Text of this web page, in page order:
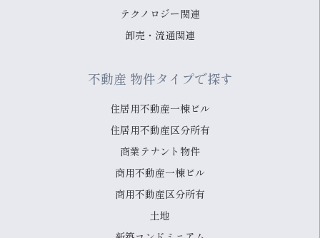
不動産 物件タイプで探す
住居用不動産一棟ビル
住居用不動産区分所有
商業テナント物件
商用不動産一棟ビル
商用不動産区分所有
土地
テクノロジー関連
卸売・流通関連